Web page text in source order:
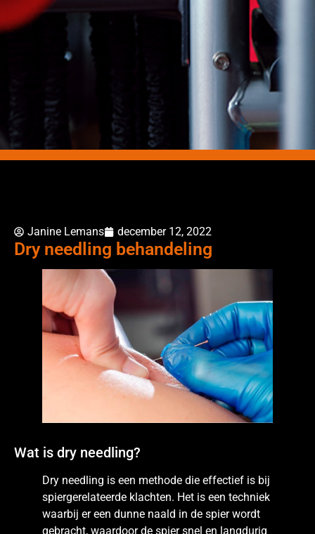
Janine Lemans december 12, 2022
Dry needling behandeling
Wat is dry needling?
Dry needling is een methode die effectief is bij
spiergerelateerde klachten. Het is een techniek
waarbij er een dunne naald in de spier wordt
gebracht, waardoor de spier snel en langdurig